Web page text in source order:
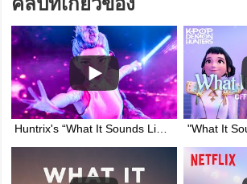
Huntrix's “What It Sounds Like” Song - K-Pop Demon Hunters Clip (2025)